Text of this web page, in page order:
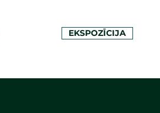
EKSPOZĪCIJA